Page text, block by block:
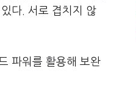
다. 서로 겹치지 않
파워를 활용해 보완